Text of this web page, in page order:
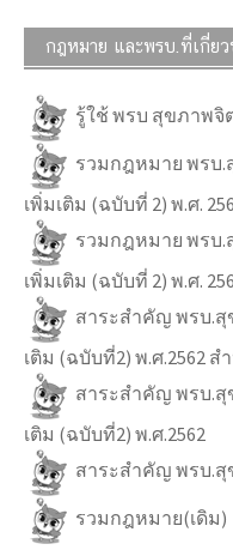
กฎหมาย และพรบ.ที่เกี่ย
รู้ใช้ พรบ สุขภาพจิ
รวมกฎหมาย พรบ.
เพิ่มเติม (ฉบับที่ 2) พ.ศ.
รวมกฎหมาย พรบ.
เพิ่มเติม (ฉบับที่ 2) พ.ศ.
สาระสำคัญ พรบ.สุ
เติม (ฉบับที่2) พ.ศ.2562
สาระสำคัญ พรบ.สุ
เติม (ฉบับที่2) พ.ศ.2562
สาระสำคัญ พรบ.สุ
รวมกฎหมาย(เดิม)